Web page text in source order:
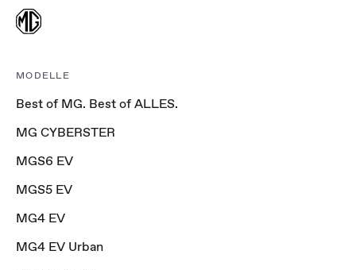
MODELLE
Best of MG. Best of ALLES.
MG CYBERSTER
MGS6 EV
MGS5 EV
MG4 EV
MG4 EV Urban